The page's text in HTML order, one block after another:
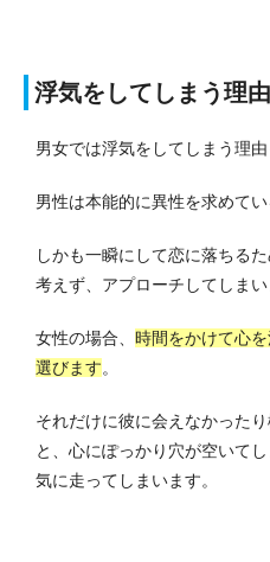
浮気をしてしまう理由
男女では浮気をしてしまう理由
男性は本能的に異性を求めてい
しかも一瞬にして恋に落ちる
考えず、アプローチしてしまい
女性の場合、 時間をかけて心
選びます。
それだけに彼に会えなかった
と、心にぽっかり穴が空いて
気に走ってしまいます。